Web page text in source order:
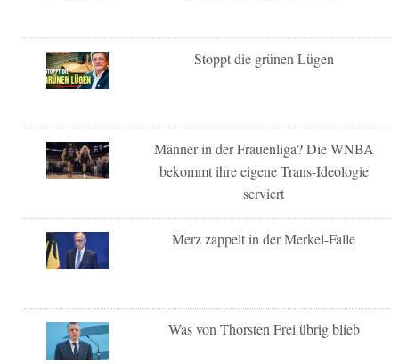
Stoppt die grünen Lügen
Männer in der Frauenliga? Die WNBA
bekommt ihre eigene Trans-Ideologie
serviert
Merz zappelt in der Merkel-Falle
Was von Thorsten Frei übrig blieb